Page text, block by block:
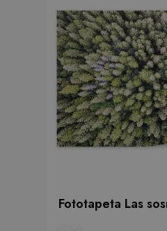
Fototapeta Las